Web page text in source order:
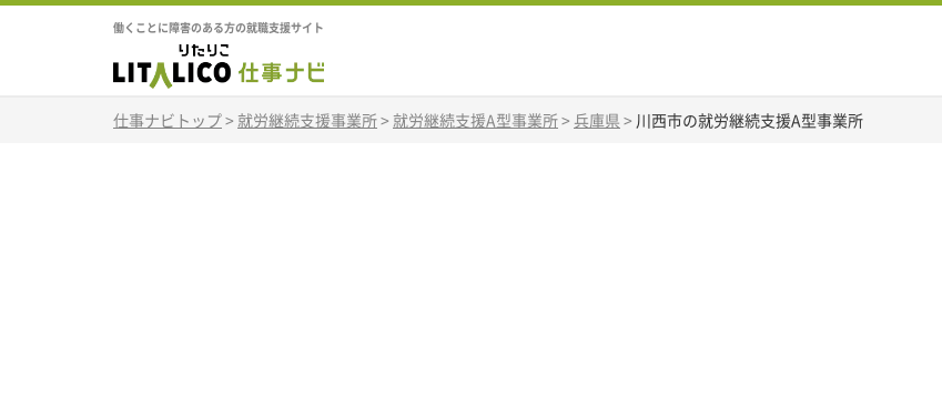
働くことに障害のある方の就職支援サイト
仕事ナビトップ> 就労継続支援事業所> 就労継続支援A型事業所> 兵庫県 > 川西市の就労継続支援A型事業所